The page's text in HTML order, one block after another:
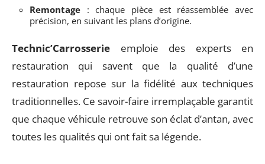
Remontage : chaque pièce est réassemblée avec
précision, en suivant les plans d’origine.
Technic’Carrosserie emploie des experts en
restauration qui savent que la qualité d’une
restauration repose sur la fidélité aux techniques
traditionnelles. Ce savoir-faire irremplaçable garantit
que chaque véhicule retrouve son éclat d’antan, avec
toutes les qualités qui ont fait sa légende.